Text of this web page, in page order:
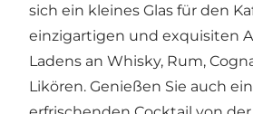
sich ein kleines Glas für den
einzigartigen und exquisiten
Ladens an Whisky, Rum,
Likören. Genießen Sie auch